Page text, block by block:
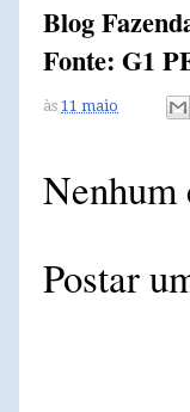
Blog
Fonte: G1
às 11 maio
Nenhum
Postar